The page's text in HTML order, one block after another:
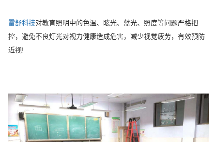
雷舒科技对教育照明中的色温、眩光、蓝光、照度等问题严格把
控，避免不良灯光对视力健康造成危害，减少视觉疲劳，有效预防
近视!